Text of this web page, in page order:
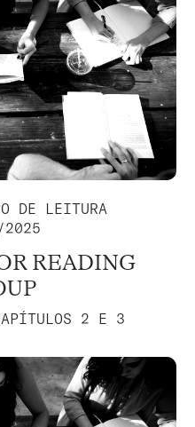
DE LEITURA
READING
2 E 3